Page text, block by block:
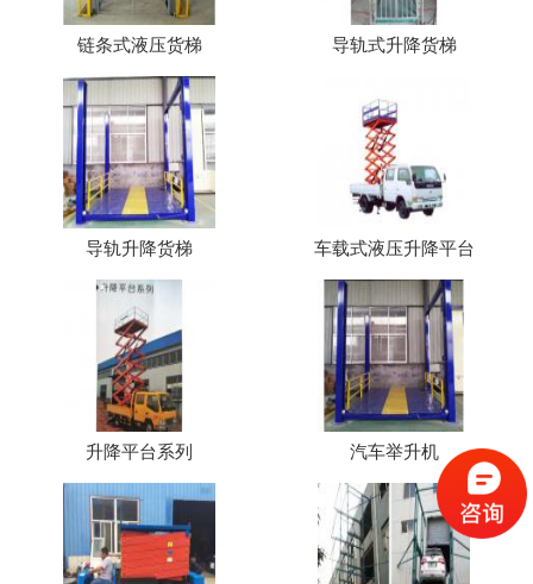
链条式液压货梯 导轨式升降货梯
导轨升降货梯 车载式液压升降平台
升降平台系列 汽车举升机